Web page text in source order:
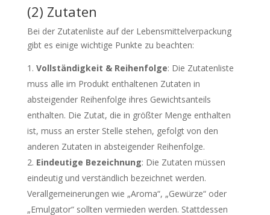
(2) Zutaten
Bei der Zutatenliste auf der Lebensmittelverpackung
gibt es einige wichtige Punkte zu beachten:
Vollständigkeit & Reihenfolge: Die Zutatenliste
muss alle im Produkt enthaltenen Zutaten in
absteigender Reihenfolge ihres Gewichtsanteils
enthalten. Die Zutat, die in größter Menge enthalten
ist, muss an erster Stelle stehen, gefolgt von den
anderen Zutaten in absteigender Reihenfolge.
Eindeutige Bezeichnung: Die Zutaten müssen
eindeutig und verständlich bezeichnet werden.
Verallgemeinerungen wie „Aroma“, „Gewürze“ oder
„Emulgator“ sollten vermieden werden. Stattdessen